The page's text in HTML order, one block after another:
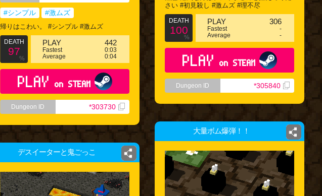
さい #初見殺し #激ムズ #理不尽
DEATH
100
%
PLAY 306
Fastest
-
Average
-
PLAY on STEAM
Dungeon ID *305840
#シンプル #激ムズ
帰りはこわい。 #シンプル #激ムズ
DEATH
97
%
PLAY 442
Fastest
0:03
Average
0:04
PLAY on STEAM
Dungeon ID *303730
大量ボム爆弾！！
デスイーターと鬼ごっこ